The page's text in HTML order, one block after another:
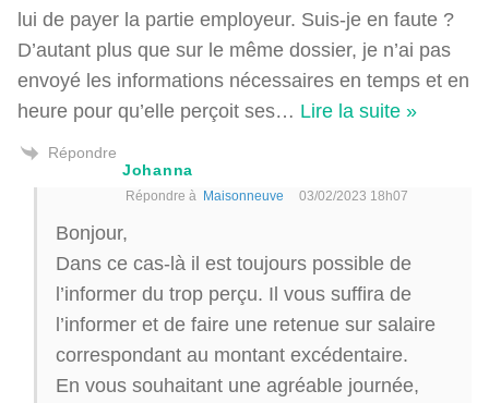
lui de payer la partie employeur. Suis-je en faute ?
D’autant plus que sur le même dossier, je n’ai pas
envoyé les informations nécessaires en temps et en
heure pour qu’elle perçoit ses… Lire la suite »
Répondre
Johanna
Répondre à Maisonneuve 03/02/2023 18h07
Bonjour,
Dans ce cas-là il est toujours possible de
l’informer du trop perçu. Il vous suffira de
l’informer et de faire une retenue sur salaire
correspondant au montant excédentaire.
En vous souhaitant une agréable journée,